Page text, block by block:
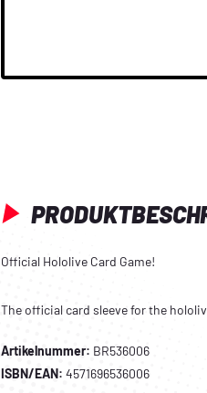
Official Hololive Card Game!
The official card sleeve for the
Artikelnummer: BR536006
ISBN/EAN: 4571696536006